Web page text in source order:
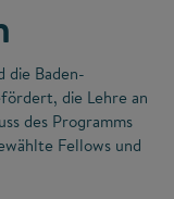
die Baden-
die Lehre an
des Programms
Fellows und